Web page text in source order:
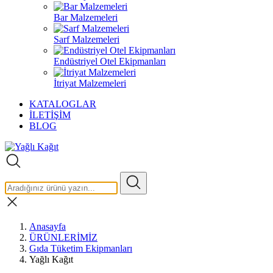
Bar Malzemeleri
Sarf Malzemeleri
Endüstriyel Otel Ekipmanları
İtriyat Malzemeleri
KATALOGLAR
İLETİŞİM
BLOG
Anasayfa
ÜRÜNLERİMİZ
Gıda Tüketim Ekipmanları
Yağlı Kağıt